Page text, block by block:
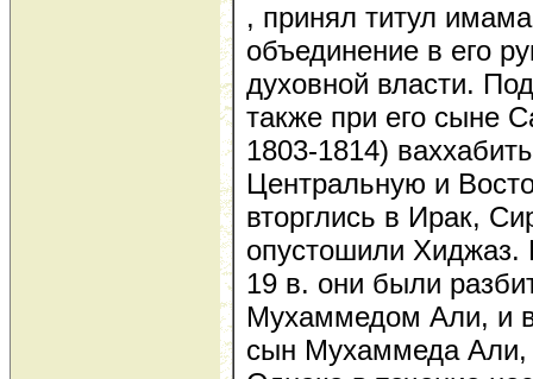
, принял титул
объединение в его
духовной власти.
также при его сыне
1803-1814)
Центральную и
вторглись в Ирак,
опустошили Хиджаз.
19 в. они были
Мухаммедом Али, и
сын Мухаммеда